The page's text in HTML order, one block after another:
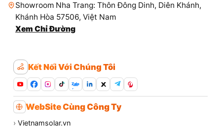
Showroom Nha Trang: Thôn Đông Dinh, Diên Khánh,
Khánh Hòa 57506, Việt Nam
Xem Chỉ Đường
Kết Nối Với Chúng Tôi
Zalo
WebSite Cùng Công Ty
› Vietnamsolar.vn